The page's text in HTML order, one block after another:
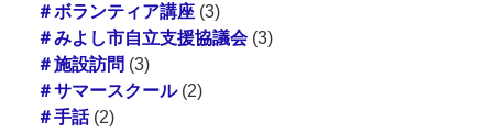
＃ボランティア講座(3)
＃みよし市自立支援協議会(3)
＃施設訪問 (3)
＃サマースクール(2)
＃手話(2)